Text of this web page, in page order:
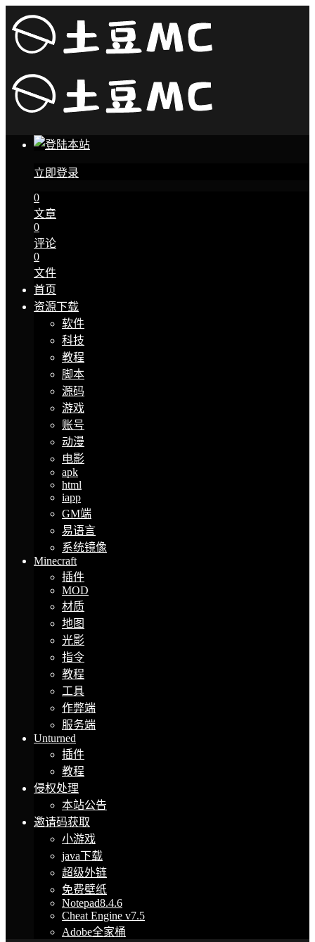
立即登录
0
文章
0
评论
0
文件
首页
资源下载
软件
科技
教程
脚本
源码
游戏
账号
动漫
电影
apk
html
iapp
GM端
易语言
系统镜像
Minecraft
插件
MOD
材质
地图
光影
指令
教程
工具
作弊端
服务端
Unturned
插件
教程
侵权处理
本站公告
邀请码获取
小游戏
java下载
超级外链
免费壁纸
Notepad8.4.6
Cheat Engine v7.5
Adobe全家桶